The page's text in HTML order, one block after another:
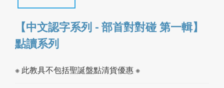
【中文認字系列 - 部首對對碰 第一輯】
點讀系列
※ 此教具不包括聖誕盤點清貨優惠 ※